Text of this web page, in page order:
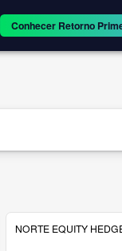
Conhecer Retorno
NORTE EQUITY